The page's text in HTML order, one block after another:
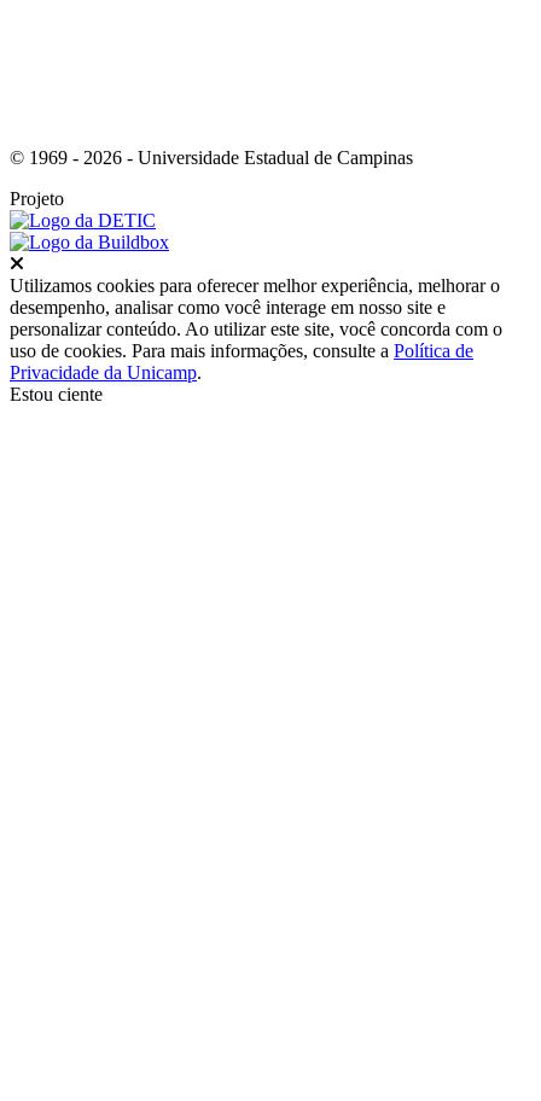
© 1969 - 2026 - Universidade Estadual de Campinas
Projeto
Utilizamos cookies para oferecer melhor experiência, melhorar o
desempenho, analisar como você interage em nosso site e
personalizar conteúdo. Ao utilizar este site, você concorda com o
uso de cookies. Para mais informações, consulte a Política de
Privacidade da Unicamp.
Estou ciente